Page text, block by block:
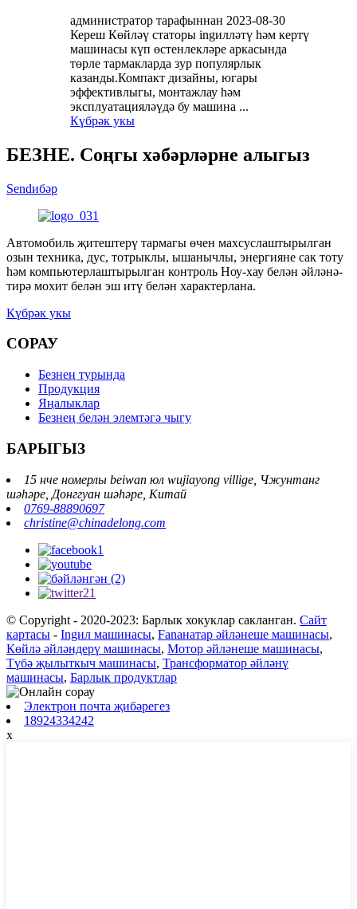
администратор тарафыннан 2023-08-30
Кереш Көйләү статоры ingилләтү һәм кертү
машинасы күп өстенлекләре аркасында
төрле тармакларда зур популярлык
казанды.Компакт дизайны, югары
эффективлыгы, монтажлау һәм
эксплуатацияләүдә бу машина ...
Күбрәк укы
БЕЗНЕ. Соңгы хәбәрләрне алыгыз
Sendибәр
Автомобиль җитештерү тармагы өчен махсуслаштырылган
озын техника, дус, тотрыклы, ышанычлы, энергияне сак тоту
һәм компьютерлаштырылган контроль Ноу-хау белән әйләнә-
тирә мохит белән эш итү белән характерлана.
Күбрәк укы
СОРАУ
Безнең турында
Продукция
Яңалыклар
Безнең белән элемтәгә чыгу
БАРЫГЫЗ
15 нче номерлы beiwan юл wujiayong villige, Чжунтанг
шәһәре, Донггуан шәһәре, Китай
0769-88890697
christine@chinadelong.com
© Copyright - 2020-2023: Барлык хокуклар сакланган. Сайт
картасы - Ingил машинасы, Fanанатар әйләнеше машинасы,
Көйлә әйләндерү машинасы, Мотор әйләнеше машинасы,
Түбә җылыткыч машинасы, Трансформатор әйләнү
машинасы, Барлык продуктлар
Электрон почта җибәрегез
18924334242
x